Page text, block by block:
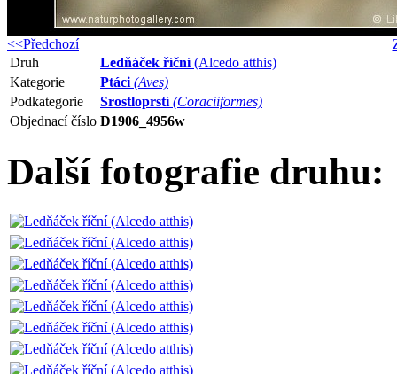
<<Předchozí
Druh
Ledňáček říční(Alcedo atthis)
Kategorie
Ptáci (Aves)
Podkategorie
Srostloprstí (Coraciiformes)
Objednací číslo D1906_4956w
Další fotografie